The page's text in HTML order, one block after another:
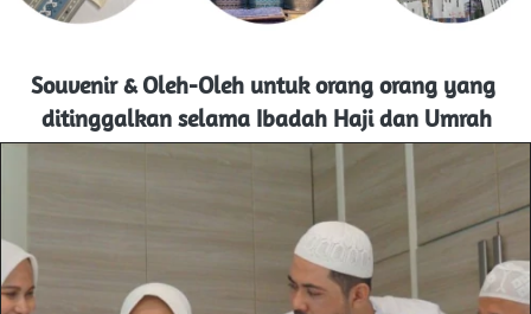
Souvenir & Oleh-Oleh untuk orang orang yang
ditinggalkan selama Ibadah Haji dan Umrah